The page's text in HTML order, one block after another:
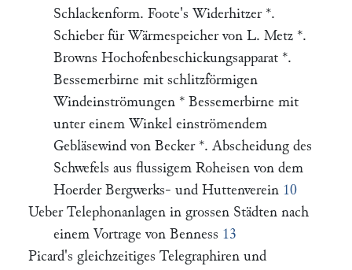
Schlackenform. Foote's Widerhitzer *.
Schieber für Wärmespeicher von L. Metz *.
Browns Hochofenbeschickungsapparat *.
Bessemerbirne mit schlitzförmigen
Windeinströmungen * Bessemerbirne mit
unter einem Winkel einströmendem
Gebläsewind von Becker *. Abscheidung des
Schwefels aus flussigem Roheisen von dem
Hoerder Bergwerks- und Huttenverein 10
Ueber Telephonanlagen in grossen Städten nach
einem Vortrage von Benness 13
Picard's gleichzeitiges Telegraphiren und